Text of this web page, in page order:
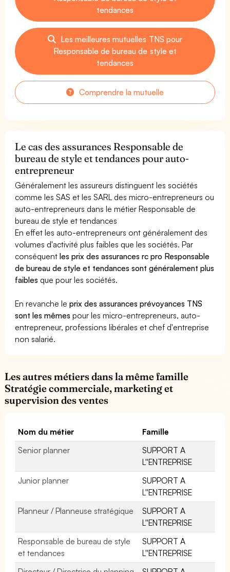
tendances
Les meilleures mutuelles TNS pour
Responsable de bureau de style et
tendances
Comprendre la mutuelle
Le cas des assurances Responsable de
bureau de style et tendances pour auto-
entrepreneur
Généralement les assureurs distinguent les sociétés
comme les SAS et les SARL des micro-entrepreneurs ou
auto-entrepreneurs dans le métier Responsable de
bureau de style et tendances
En effet les auto-entrepreneurs ont généralement des
volumes d'activité plus faibles que les sociétés. Par
conséquentles prix des assurances rc pro Responsable
de bureau de style et tendances sont généralement plus
faibles que pour les sociétés.
En revanche leprix des assurances prévoyances TNS
sont les mêmes pour les micro-entrepreneurs, auto-
entrepreneur, professions libérales et chef d'entreprise
non salarié.
Les autres métiers dans la même famille
Stratégie commerciale, marketing et
supervision des ventes
Nom du métier
Famille
Senior planner
SUPPORT A
L''ENTREPRISE
Junior planner
SUPPORT A
L''ENTREPRISE
Planneur / Planneuse stratégique
SUPPORT A
L''ENTREPRISE
Responsable de bureau de style
et tendances
SUPPORT A
L''ENTREPRISE